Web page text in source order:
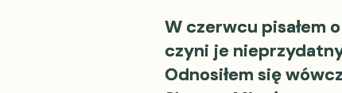
W czerwcu pisałem
czyni je
Odnosiłem się